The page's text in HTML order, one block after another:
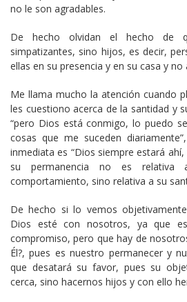
no le son agradables.
De hecho olvidan el hecho de
simpatizantes, sino hijos, es decir,
ellas en su presencia y en su casa y no
Me llama mucho la atención cuando
les cuestiono acerca de la santidad y
“pero Dios está conmigo, lo puedo
cosas que me suceden
inmediata es “Dios siempre estará
su permanencia no es relativa
comportamiento, sino relativa a su
De hecho si lo vemos
Dios esté con nosotros, ya que
compromiso, pero que hay de
Él?, pues es nuestro permanecer y
que desatará su favor, pues su
cerca, sino hacernos hijos y con ello